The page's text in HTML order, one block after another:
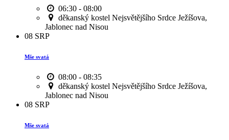
06:30 - 08:00
děkanský kostel Nejsvětějšího Srdce Ježíšova,
Jablonec nad Nisou
08 SRP
Mše svatá
08:00 - 08:35
děkanský kostel Nejsvětějšího Srdce Ježíšova,
Jablonec nad Nisou
08 SRP
Mše svatá